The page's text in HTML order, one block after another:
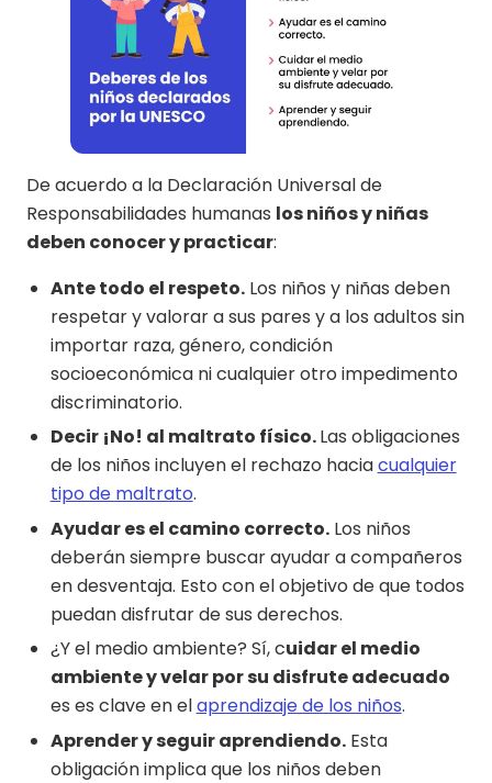
De acuerdo a la Declaración Universal de
Responsabilidades humanas los niños y niñas
deben conocer y practicar:
Ante todo el respeto.Los niños y niñas deben
respetar y valorar a sus pares y a los adultos sin
importar raza, género, condición
socioeconómica ni cualquier otro impedimento
discriminatorio.
Decir ¡No! al maltrato físico.Las obligaciones
de los niños incluyen el rechazo haciacualquier
tipo de maltrato.
Ayudar es el camino correcto.Los niños
deberán siempre buscar ayudar a compañeros
en desventaja. Esto con el objetivo de que todos
puedan disfrutar de sus derechos.
¿Y el medio ambiente? Sí, cuidar el medio
ambiente y velar por su disfrute adecuado
es es clave en elaprendizaje de los niños.
Aprender y seguir aprendiendo.Esta
obligación implica que los niños deben